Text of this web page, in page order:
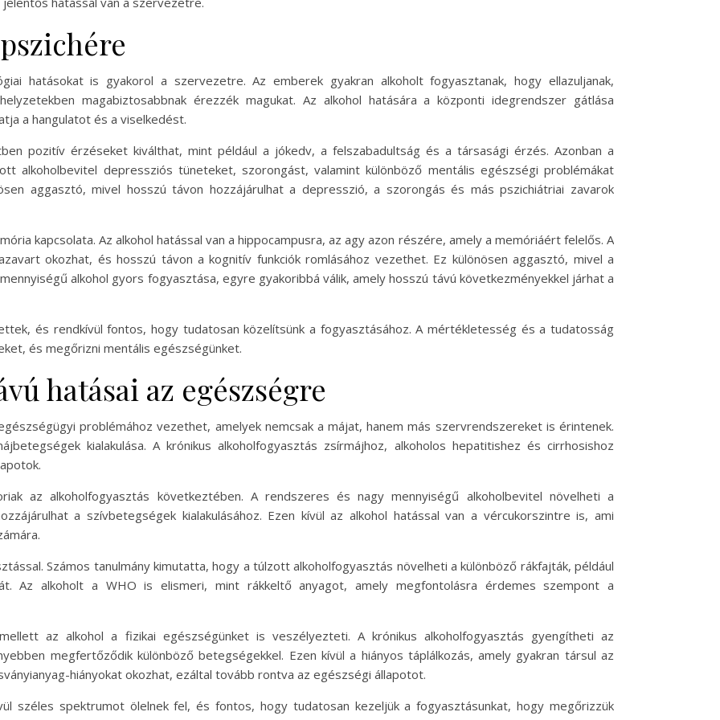
hatásokat is gyakorol a szervezetre. Az emberek gyakran alkoholt fogyasztanak, hogy ellazuljanak,
magabiztosabbnak érezzék magukat. Az alkohol hatására a központi idegrendszer gátlása
a hangulatot és a viselkedést.
pozitív érzéseket kiválthat, mint például a jókedv, a felszabadultság és a társasági érzés. Azonban a
alkoholbevitel depressziós tüneteket, szorongást, valamint különböző mentális egészségi problémákat
aggasztó, mivel hosszú távon hozzájárulhat a depresszió, a szorongás és más pszichiátriai zavarok
kapcsolata. Az alkohol hatással van a hippocampusra, az agy azon részére, amely a memóriáért felelős. A
okozhat, és hosszú távon a kognitív funkciók romlásához vezethet. Ez különösen aggasztó, mivel a
alkohol gyors fogyasztása, egyre gyakoribbá válik, amely hosszú távú következményekkel járhat a
és rendkívül fontos, hogy tudatosan közelítsünk a fogyasztásához. A mértékletesség és a tudatosság
és megőrizni mentális egészségünket.
hatásai az egészségre
problémához vezethet, amelyek nemcsak a májat, hanem más szervrendszereket is érintenek.
kialakulása. A krónikus alkoholfogyasztás zsírmájhoz, alkoholos hepatitishez és cirrhosishoz
az alkoholfogyasztás következtében. A rendszeres és nagy mennyiségű alkoholbevitel növelheti a
a szívbetegségek kialakulásához. Ezen kívül az alkohol hatással van a vércukorszintre is, ami
Számos tanulmány kimutatta, hogy a túlzott alkoholfogyasztás növelheti a különböző rákfajták, például
Az alkoholt a WHO is elismeri, mint rákkeltő anyagot, amely megfontolásra érdemes szempont a
az alkohol a fizikai egészségünket is veszélyezteti. A krónikus alkoholfogyasztás gyengítheti az
megfertőződik különböző betegségekkel. Ezen kívül a hiányos táplálkozás, amely gyakran társul az
hiányokat okozhat, ezáltal tovább rontva az egészségi állapotot.
széles spektrumot ölelnek fel, és fontos, hogy tudatosan kezeljük a fogyasztásunkat, hogy megőrizzük